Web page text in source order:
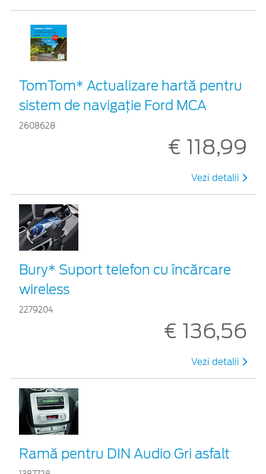
TomTom* Actualizare hartă pentru
sistem de navigație Ford MCA
2608628
€ 118,99
Vezi detalii
Bury* Suport telefon cu încărcare
wireless
2279204
€ 136,56
Vezi detalii
Ramă pentru DIN Audio Gri asfalt